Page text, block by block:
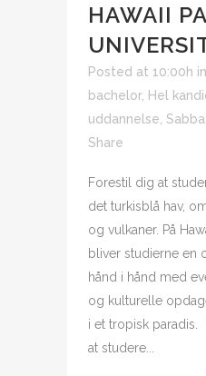
HAWAII
Posted at 10:00h in
bachelor, Hel
uddannelse,
Share
Forestil dig at
det turkisblå hav,
og vulkaner. På
bliver studierne en
hånd i hånd med
og kulturelle
i et tropisk
at studere...